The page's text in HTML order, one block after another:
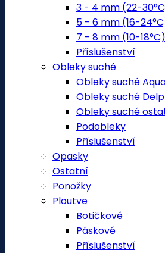
3 - 4 mm (22-
5 - 6 mm (16-
7 - 8 mm (10-
Příslušenství
Obleky suché
Obleky suché
Obleky suché
Obleky suché
Podobleky
Příslušenství
Opasky
Ostatní
Ponožky
Ploutve
Botičkové
Páskové
Příslušenství